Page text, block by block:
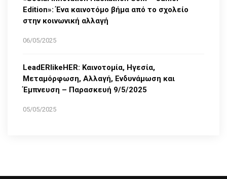
Edition»: Ένα καινοτόμο βήμα από το σχολείο
στην κοινωνική αλλαγή
06/05/2025
LeadERlikeHER: Καινοτομία, Ηγεσία,
Μεταμόρφωση, Αλλαγή, Ενδυνάμωση και
Έμπνευση – Παρασκευή 9/5/2025
05/05/2025